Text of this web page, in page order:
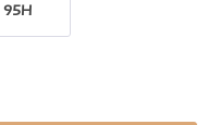
95H